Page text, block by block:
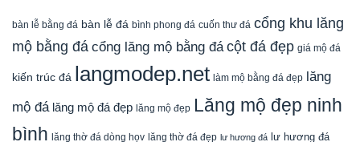
bàn lễ bằng đá bàn lễ đá bình phong đá cuốn thư đá cổng khu lăng
mộ bằng đá cổng lăng mộ bằng đá cột đá đẹp giá mộ đá
kiến trúc đá langmodep.net làm mộ bằng đá đẹp lăng
mộ đá lăng mộ đá đẹp lăng mộ đẹp Lăng mộ đẹp ninh
bình lăng thờ đá dòng họv lăng thờ đá đẹp lư hương đá lư hương đá